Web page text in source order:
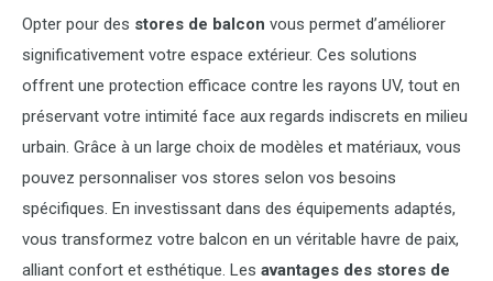
Opter pour des stores de balcon vous permet d’améliorer
significativement votre espace extérieur. Ces solutions
offrent une protection efficace contre les rayons UV, tout en
préservant votre intimité face aux regards indiscrets en milieu
urbain. Grâce à un large choix de modèles et matériaux, vous
pouvez personnaliser vos stores selon vos besoins
spécifiques. En investissant dans des équipements adaptés,
vous transformez votre balcon en un véritable havre de paix,
alliant confort et esthétique. Les avantages des stores de